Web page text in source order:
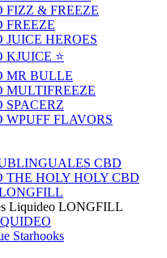
FIZZ & FREEZE
FREEZE
JUICE HEROES
⭐️
MR BULLE
MULTIFREEZE
SPACERZ
WPUFF FLAVORS
CBD
THE HOLY HOLY CBD
Liquideo LONGFILL
Starhooks